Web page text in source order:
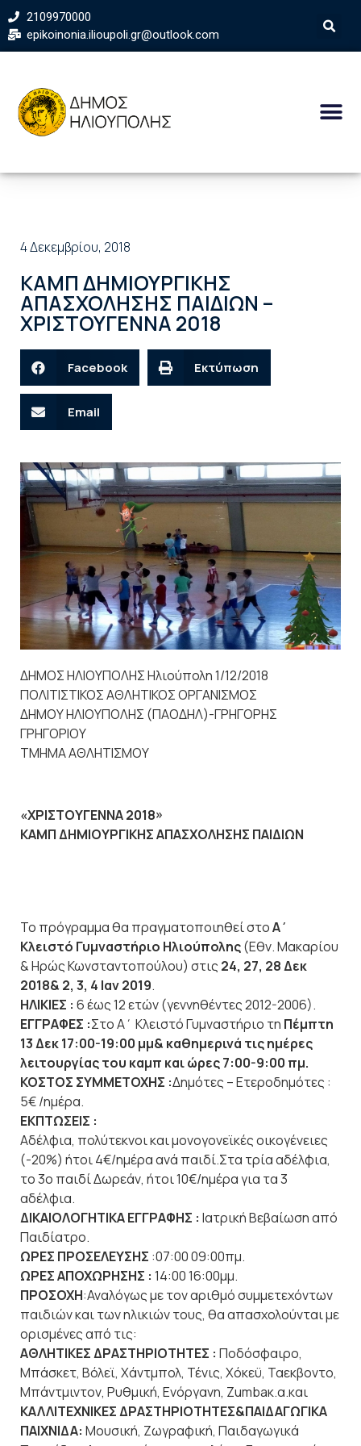
2109970000
epikoinonia.ilioupoli.gr@outlook.com
4 Δεκεμβρίου, 2018
ΚΑΜΠ ΔΗΜΙΟΥΡΓΙΚΗΣ
ΑΠΑΣΧΟΛΗΣΗΣ ΠΑΙΔΙΩΝ –
ΧΡΙΣΤΟΥΓΕΝΝΑ 2018
Facebook Εκτύπωση
Email
ΔΗΜΟΣ ΗΛΙΟΥΠΟΛΗΣ Ηλιούπολη 1/12/2018
ΠΟΛΙΤΙΣΤΙΚΟΣ ΑΘΛΗΤΙΚΟΣ ΟΡΓΑΝΙΣΜΟΣ
ΔΗΜΟΥ ΗΛΙΟΥΠΟΛΗΣ (ΠΑΟΔΗΛ)-ΓΡΗΓΟΡΗΣ
ΓΡΗΓΟΡΙΟΥ
ΤΜΗΜΑ ΑΘΛΗΤΙΣΜΟΥ
«ΧΡΙΣΤΟΥΓΕΝΝΑ 2018»
ΚΑΜΠ ΔΗΜΙΟΥΡΓΙΚΗΣ ΑΠΑΣΧΟΛΗΣΗΣ ΠΑΙΔΙΩΝ
Το πρόγραμμα θα πραγματοποιηθεί στοΑ΄
Κλειστό Γυμναστήριο Ηλιούπολης(Εθν. Μακαρίου
& Ηρώς Κωνσταντοπούλου) στις 24, 27, 28 Δεκ
2018& 2, 3, 4 Ιαν 2019.
ΗΛΙΚΙΕΣ : 6 έως 12 ετών (γεννηθέντες 2012-2006).
ΕΓΓΡΑΦΕΣ :Στο Α΄ Κλειστό Γυμναστήριο τη Πέμπτη
13 Δεκ 17:00-19:00 μμ& καθημερινά τις ημέρες
λειτουργίας του καμπ και ώρες 7:00-9:00 πμ.
ΚΟΣΤΟΣ ΣΥΜΜΕΤΟΧΗΣ :Δημότες – Ετεροδημότες :
5€ /ημέρα.
ΕΚΠΤΩΣΕΙΣ :
Αδέλφια, πολύτεκνοι και μονογονεϊκές οικογένειες
(-20%) ήτοι 4€/ημέρα ανά παιδί.Στα τρία αδέλφια,
το 3ο παιδί Δωρεάν, ήτοι 10€/ημέρα για τα 3
αδέλφια.
ΔΙΚΑΙΟΛΟΓΗΤΙΚΑ ΕΓΓΡΑΦΗΣ : Ιατρική Βεβαίωση από
Παιδίατρο.
ΩΡΕΣ ΠΡΟΣΕΛΕΥΣΗΣ :07:00 09:00πμ.
ΩΡΕΣ ΑΠΟΧΩΡΗΣΗΣ : 14:00 16:00μμ.
ΠΡΟΣΟΧΗ:Αναλόγως με τον αριθμό συμμετεχόντων
παιδιών και των ηλικιών τους, θα απασχολούνται με
ορισμένες από τις:
ΑΘΛΗΤΙΚΕΣ ΔΡΑΣΤΗΡΙΟΤΗΤΕΣ : Ποδόσφαιρο,
Μπάσκετ, Βόλεϊ, Χάντμπολ, Τένις, Χόκεϋ, Ταεκβοντο,
Μπάντμιντον, Ρυθμική, Ενόργανη, Zumbaκ.α.και
ΚΑΛΛΙΤΕΧΝΙΚΕΣ ΔΡΑΣΤΗΡΙΟΤΗΤΕΣ&ΠΑΙΔΑΓΩΓΙΚΑ
ΠΑΙΧΝΙΔΑ: Μουσική, Ζωγραφική, Παιδαγωγικά